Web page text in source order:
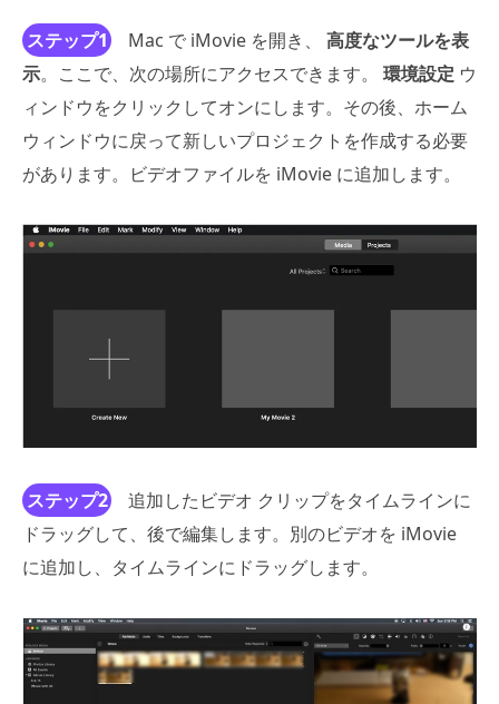
ステップ1 Mac で iMovie を開き、 高度なツールを表
示。ここで、次の場所にアクセスできます。 環境設定 ウ
ィンドウをクリックしてオンにします。その後、ホーム
ウィンドウに戻って新しいプロジェクトを作成する必要
があります。ビデオファイルを iMovie に追加します。
ステップ2
追加したビデオ クリップをタイムラインに
ドラッグして、後で編集します。別のビデオを iMovie
に追加し、タイムラインにドラッグします。